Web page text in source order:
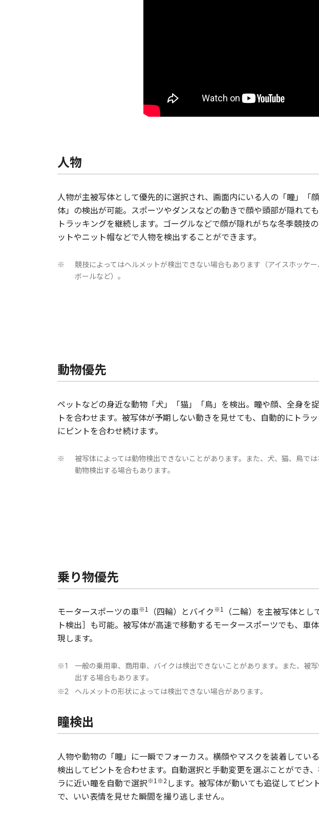
人物
人物が主被写体として優先的に選択され、画面内にいる人の「瞳」「
体」の検出が可能。スポーツやダンスなどの動きで顔や頭部が隠れて
トラッキングを継続します。ゴーグルなどで顔が隠れがちな冬季競技
ットやニット帽などで人物を検出することができます。
※
競技によってはヘルメットが検出できない場合もあります（アイスホッケ
ボールなど）。
動物優先
ペットなどの身近な動物「犬」「猫」「鳥」を検出。瞳や顔、全身を
トを合わせます。被写体が予期しない動きを見せても、自動的にトラ
にピントを合わせ続けます。
※
被写体によっては動物検出できないことがあります。また、犬、猫、鳥で
動物検出する場合もあります。
乗り物優先
モータースポーツの車※1 （四輪）とバイク※1 （二輪）を主被写体と
ト検出］も可能。被写体が高速で移動するモータースポーツでも、
現します。
※1
一般の乗用車、商用車、バイクは検出できないことがあります。また、被
出する場合もあります。
※2 ヘルメットの形状によっては検出できない場合があります。
瞳検出
人物や動物の「瞳」に一瞬でフォーカス。横顔やマスクを装着してい
検出してピントを合わせます。自動選択と手動変更を選ぶことができ
ラに近い瞳を自動で選択※1※2 します。被写体が動いても追従してピン
で、いい表情を見せた瞬間を撮り逃しません。